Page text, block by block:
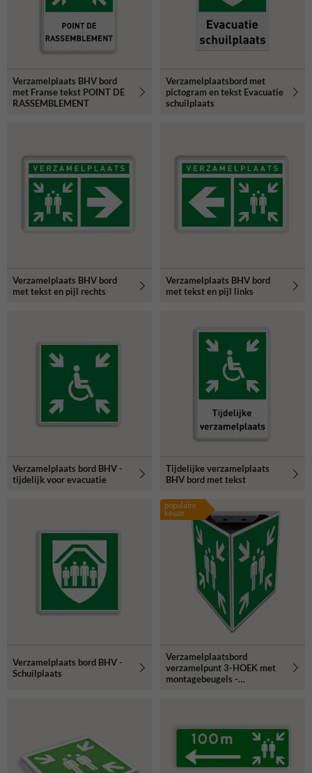
Verzamelplaats BHV bord
met Franse tekst POINT DE
RASSEMBLEMENT
Verzamelplaatsbord met
pictogram en tekst Evacuatie
schuilplaats
Verzamelplaats BHV bord
met tekst en pijl rechts
Verzamelplaats BHV bord
met tekst en pijl links
Verzamelplaats bord BHV -
tijdelijk voor evacuatie
Tijdelijke verzamelplaats
BHV bord met tekst
Verzamelplaats bord BHV -
Schuilplaats
populaire
keuze
Verzamelplaatsbord
verzamelpunt 3-HOEK met
montagebeugels -